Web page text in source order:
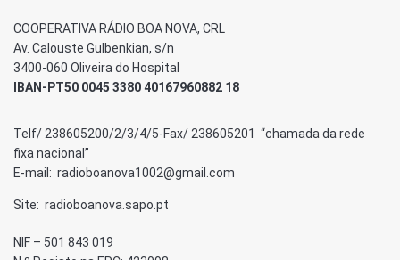
COOPERATIVA RÁDIO BOA NOVA, CRL
Av. Calouste Gulbenkian, s/n
3400-060 Oliveira do Hospital
IBAN-PT50 0045 3380 40167960882 18
Telf/ 238605200/2/3/4/5-Fax/ 238605201 “chamada da rede
fixa nacional”
E-mail: radioboanova1002@gmail.com
Site: radioboanova.sapo.pt
NIF – 501 843 019